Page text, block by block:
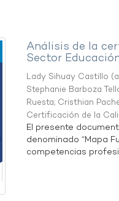
Análisis de la
Sector
Lady Sihuay Castillo
Stephanie Barboza
Ruesta; Cristhian
Certificación de la
El presente
denominado “Mapa
competencias